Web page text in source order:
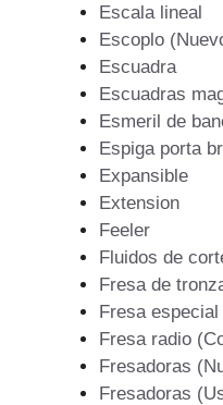
Escala lineal
Escoplo
Escuadra
Escuadras
Esmeril de
Espiga porta
Expansible
Extension
Feeler
Fluidos de
Fresa de
Fresa
Fresa radio
Fresadoras
Fresadoras